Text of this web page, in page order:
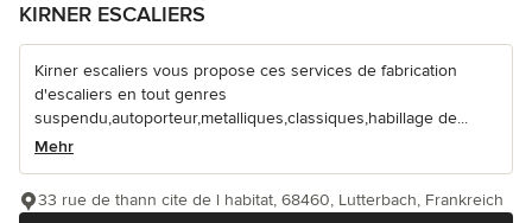
KIRNER ESCALIERS
Kirner escaliers vous propose ces services de fabrication
d'escaliers en tout genres
suspendu,autoporteur,metalliques,classiques,habillage de...
Mehr
33 rue de thann cite de l habitat, 68460, Lutterbach, Frankreich